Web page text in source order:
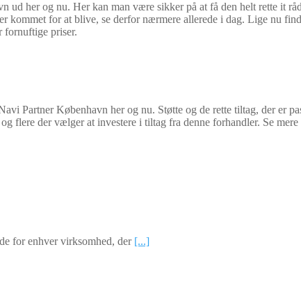
ud her og nu. Her kan man være sikker på at få den helt rette it
kommet for at blive, se derfor nærmere allerede i dag. Lige nu
fornuftige priser.
Partner København her og nu. Støtte og de rette tiltag, der er
flere der vælger at investere i tiltag fra denne forhandler. Se
for enhver virksomhed, der [...]